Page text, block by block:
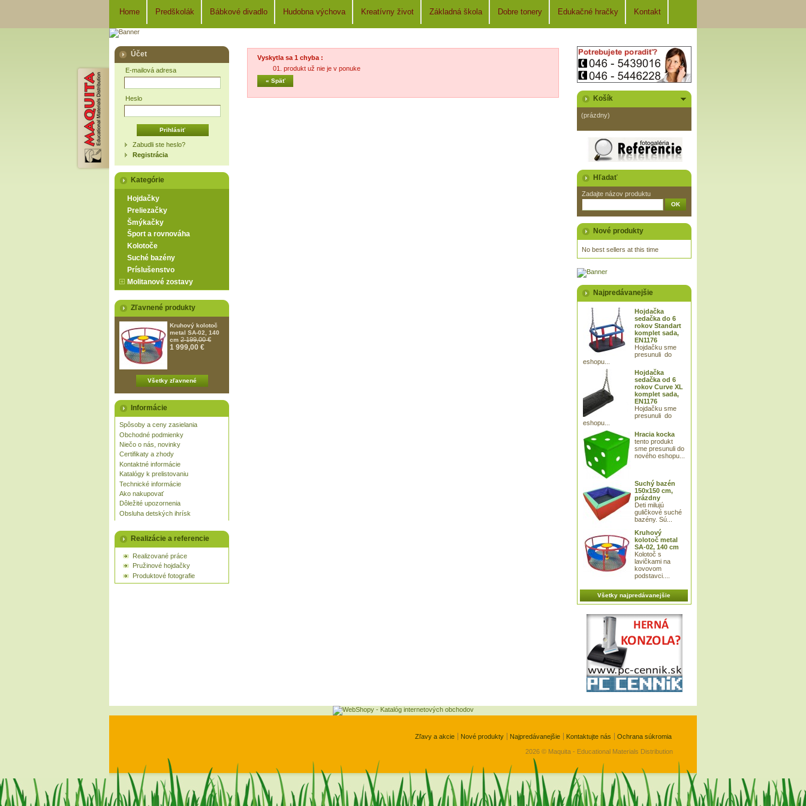
Home Predškolák Bábkové divadlo Hudobna výchova Kreatívny život Základná škola Dobre tonery Edukačné hračky Kontakt
Účet
E-mailová adresa
Heslo
Zabudli ste heslo?
Registrácia
Kategórie
Hojdačky
Preliezačky
Šmýkačky
Šport a rovnováha
Kolotoče
Suché bazény
Príslušenstvo
Molitanové zostavy
Zľavnené produkty
Kruhový kolotoč
metal SA-02, 140
cm 2 199,00 €
1 999,00 €
Všetky zľavnené
Informácie
Spôsoby a ceny zasielania
Obchodné podmienky
Niečo o nás, novinky
Certifikaty a zhody
Kontaktné informácie
Katalógy k prelistovaniu
Technické informácie
Ako nakupovať
Dôležité upozornenia
Obsluha detských ihrísk
Realizácie a referencie
Realizované práce
Pružinové hojdačky
Produktové fotografie
Vyskytla sa 1 chyba :
produkt už nie je v ponuke
« Späť
Košík
(prázdny)
Hľadať
Zadajte názov produktu
Nové produkty
No best sellers at this time
Najpredávanejšie
Hojdačka
sedačka do 6
rokov Standart
komplet sada,
EN1176
Hojdačku sme
presunuli do
eshopu...
Hojdačka
sedačka od 6
rokov Curve XL
komplet sada,
EN1176
Hojdačku sme
presunuli do
eshopu...
Hracia kocka
tento produkt
sme presunuli do
nového eshopu...
Suchý bazén
150x150 cm,
prázdny
Deti milujú
guličkové suché
bazény. Sú...
Kruhový
kolotoč metal
SA-02, 140 cm
Kolotoč s
lavičkami na
kovovom
podstavci....
Všetky najpredávanejšie
Zľavy a akcie Nové produkty Najpredávanejšie Kontaktujte nás Ochrana súkromia
2026 © Maquita - Educational Materials Distribution